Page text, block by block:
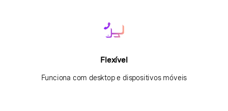
Flexível
Funciona com desktop e dispositivos móveis